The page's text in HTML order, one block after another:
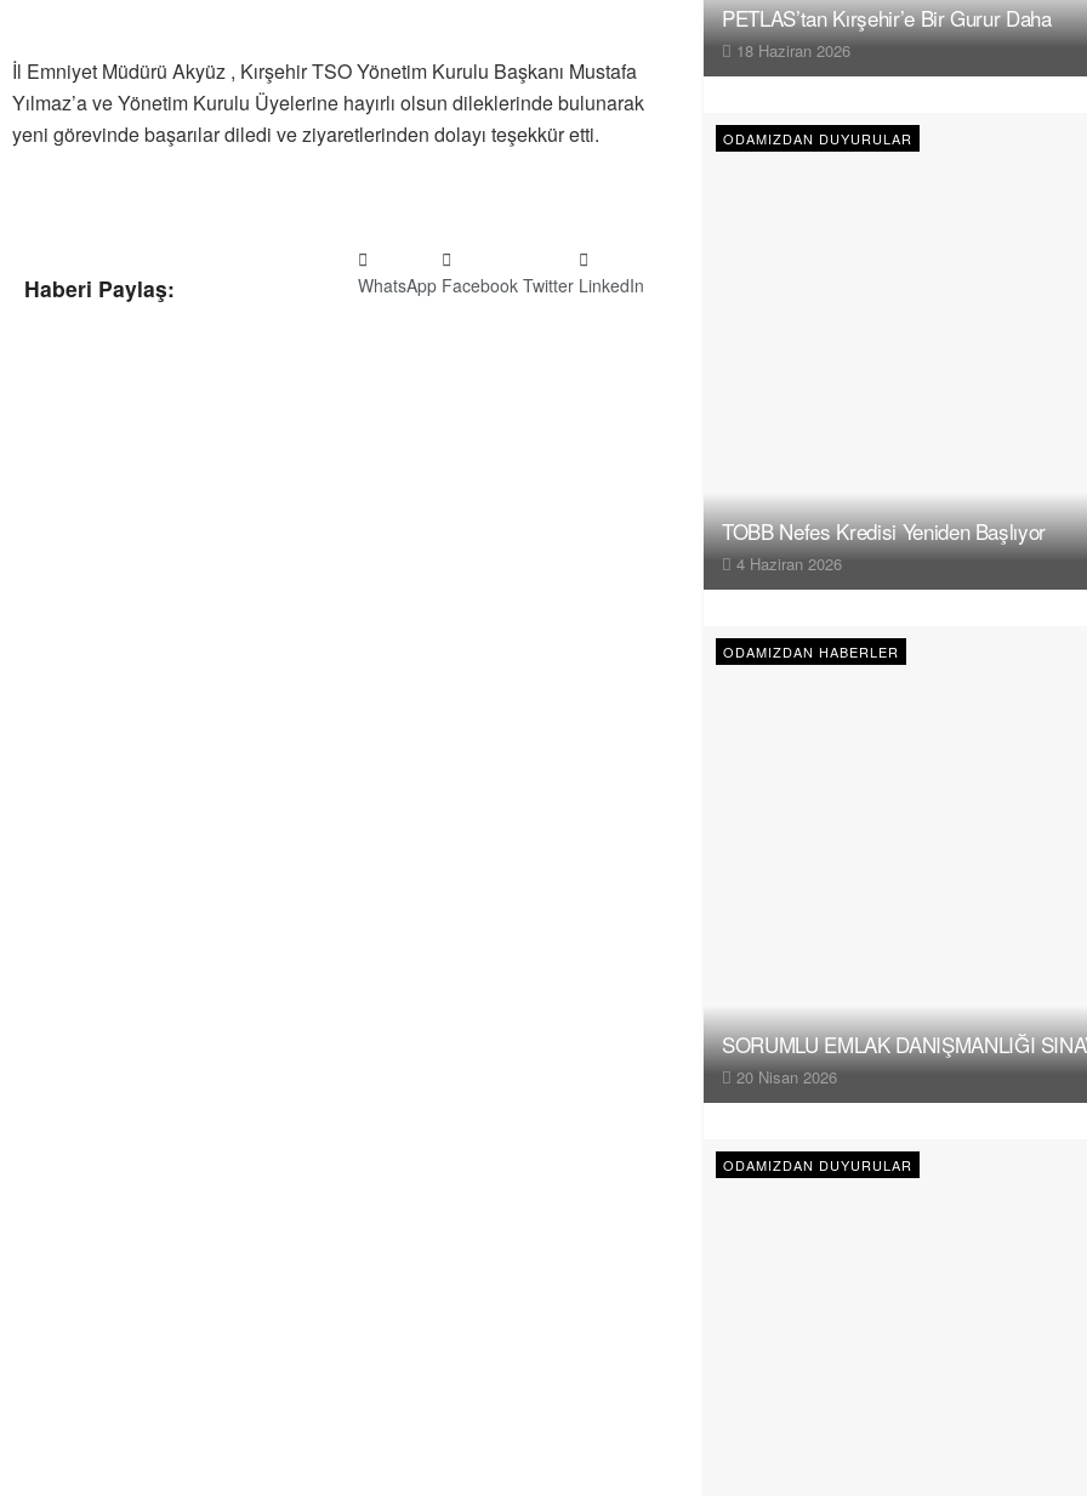
İl Emniyet Müdürü Akyüz , Kırşehir TSO Yönetim Kurulu Başkanı Mustafa
Yılmaz’a ve Yönetim Kurulu Üyelerine hayırlı olsun dileklerinde bulunarak
yeni görevinde başarılar diledi ve ziyaretlerinden dolayı teşekkür etti.
Haberi Paylaş: WhatsApp Facebook Twitter LinkedIn
PETLAS’tan Kırşehir’e Bir Gurur Daha
18 Haziran 2026
ODAMIZDAN DUYURULAR
TOBB Nefes Kredisi Yeniden Başlıyor
4 Haziran 2026
ODAMIZDAN HABERLER
SORUMLU EMLAK DANIŞMANLIĞI
20 Nisan 2026
ODAMIZDAN DUYURULAR